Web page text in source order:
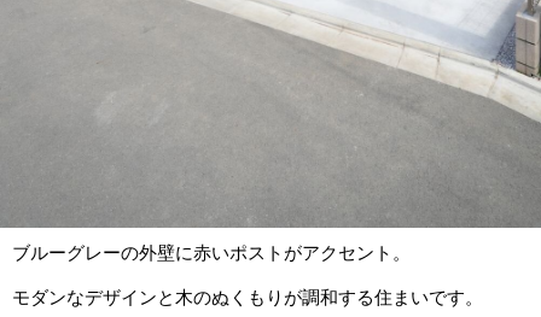
ブルーグレーの外壁に赤いポストがアクセント。
モダンなデザインと木のぬくもりが調和する住まいです。